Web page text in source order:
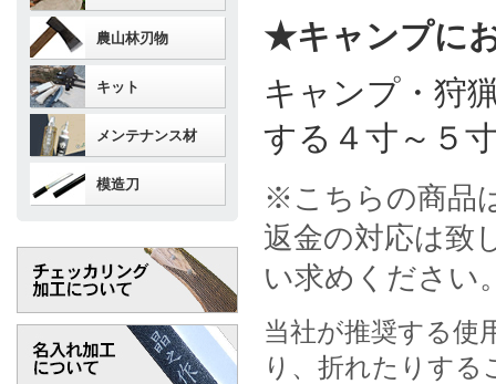
★キャンプに
キャンプ・狩
する４寸～５
※こちらの商品
返金の対応は致
い求めください
当社が推奨する使
り、折れたりす
農山林刃物
キット
メンテナンス材
模造刀